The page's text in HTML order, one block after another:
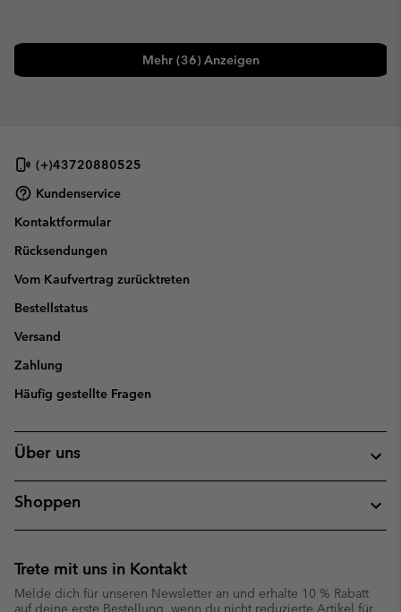
Mehr (36) Anzeigen
(+)43720880525
Kundenservice
Kontaktformular
Rücksendungen
Vom Kaufvertrag zurücktreten
Bestellstatus
Versand
Zahlung
Häufig gestellte Fragen
Über uns
Shoppen
Trete mit uns in Kontakt
Melde dich für unseren Newsletter an und erhalte 10 % Rabatt
auf deine erste Bestellung, wenn du nicht reduzierte Artikel für